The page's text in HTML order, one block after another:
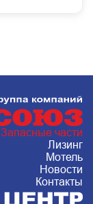
Запасные части
Лизинг
Мотель
Новости
Контакты